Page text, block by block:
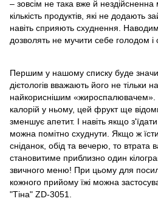
– зовсім не така вже й нездійсненна
кількість продуктів, які не додають
навіть сприяють схуднення.
дозволять не мучити себе голодом і
Першим у нашому списку буде
дієтологів вважають його не тільки
найкориснішим «жироспалювачем».
калорій у ньому, цей фрукт ще
зменшує апетит. І навіть якщо
можна помітно схуднути. Якщо ж
сніданок, обід та вечерю, то втрата
становитиме приблизно один
звичного меню! При цьому для
кожного прийому їжі можна
"Тіна" ZD-3051.